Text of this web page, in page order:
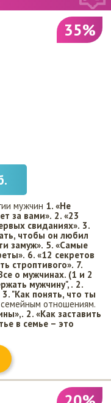
35%
мужчин 1. «Не
за вами». 2. «23
свиданиях». 3.
чтобы он любил
замуж». 5. «Самые
6. «12 секретов
строптивого». 7.
о мужчинах. (1 и 2
мужчину", . 2.
3. "Как понять, что ты
семейным отношениям.
2. «Как заставить
в семье – это